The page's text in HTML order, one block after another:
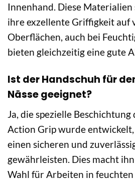
Innenhand. Diese
ihre exzellente Griffigkeit auf
Oberflächen, auch bei
bieten gleichzeitig eine gute
Ist der Handschuh für
Nässe geeignet?
Ja, die spezielle
Action Grip wurde entwickelt,
einen sicheren und
gewährleisten. Dies macht
Wahl für Arbeiten in